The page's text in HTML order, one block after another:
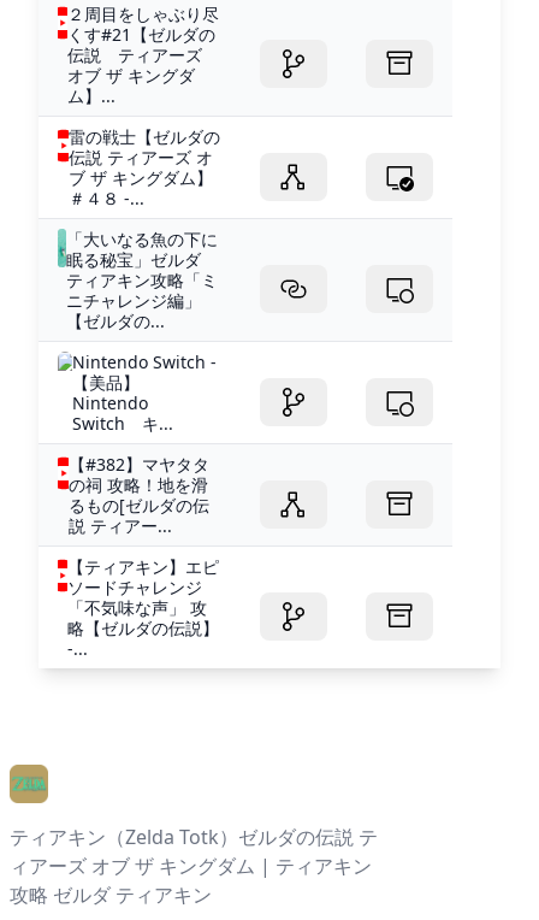
２周目をしゃぶり尽
くす#21【ゼルダの
伝説 ティアーズ
オブ ザ キングダ
ム】...
雷の戦士【ゼルダの
伝説 ティアーズ オ
ブ ザ キングダム】
＃４８ -...
「大いなる魚の下に
眠る秘宝」ゼルダ
ティアキン攻略「ミ
ニチャレンジ編」
【ゼルダの...
Nintendo Switch -
【美品】
Nintendo
Switch キ...
【#382】マヤタタ
の祠 攻略！地を滑
るもの[ゼルダの伝
説 ティアー...
【ティアキン】エピ
ソードチャレンジ
「不気味な声」 攻
略【ゼルダの伝説】
-...
ティアキン（Zelda Totk）ゼルダの伝説 テ
ィアーズ オブ ザ キングダム | ティアキン
攻略 ゼルダ ティアキン